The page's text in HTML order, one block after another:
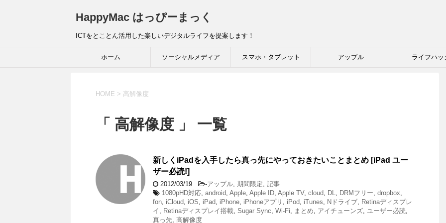
HappyMac はっぴーまっく
ICTをとことん活用した楽しいデジタルライフを提案します！
ホーム ソーシャルメディア スマホ・タブレット アップル ライフハッ
HOME > 高解像度
「 高解像度 」 一覧
新しくiPadを入手したら真っ先にやっておきたいことまとめ [iPad ユー
ザー必読!]
2012/03/19 -アップル, 期間限定, 記事
1080pHD対応, android, Apple, Apple ID, Apple TV, cloud, DL, DRMフリー, dropbox,
fon, iCloud, iOS, iPad, iPhone, iPhoneアプリ , iPod, iTunes, Nドライブ, Retinaディスプレ
イ , Retinaディスプレイ搭載, Sugar Sync, Wi-Fi, まとめ, アイチューンズ, ユーザー必読,
真っ先, 高解像度